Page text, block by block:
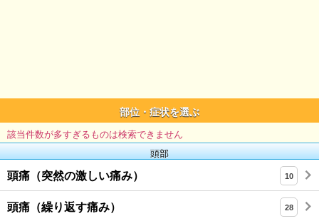
部位・症状を選ぶ
該当件数が多すぎるものは検索できません
頭部
頭痛（突然の激しい痛み） 10
頭痛（繰り返す痛み） 28